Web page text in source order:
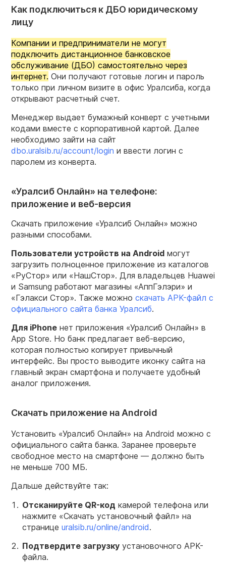
Как подключиться к ДБО юридическому
лицу
Компании и предприниматели не могут
подключить дистанционное банковское
обслуживание (ДБО) самостоятельно через
интернет. Они получают готовые логин и пароль
только при личном визите в офис Уралсиба, когда
открывают расчетный счет.
Менеджер выдает бумажный конверт с учетными
кодами вместе с корпоративной картой. Далее
необходимо зайти на сайт
dbo.uralsib.ru/account/login и ввести логин с
паролем из конверта.
«Уралсиб Онлайн» на телефоне:
приложение и веб-версия
Скачать приложение «Уралсиб Онлайн» можно
разными способами.
Пользователи устройств на Android могут
загрузить полноценное приложение из каталогов
«РуСтор» или «НашСтор». Для владельцев Huawei
и Samsung работают магазины «АппГэлэри» и
«Гэлакси Стор». Также можно скачать APK-файл с
официального сайта банка Уралсиб.
Для iPhone нет приложения «Уралсиб Онлайн» в
App Store. Но банк предлагает веб-версию,
которая полностью копирует привычный
интерфейс. Вы просто выводите иконку сайта на
главный экран смартфона и получаете удобный
аналог приложения.
Скачать приложение на Android
Установить «Уралсиб Онлайн» на Android можно с
официального сайта банка. Заранее проверьте
свободное место на смартфоне — должно быть
не меньше 700 МБ.
Дальше действуйте так:
Отсканируйте QR-код камерой телефона или
нажмите «Скачать установочный файл» на
странице uralsib.ru/online/android.
Подтвердите загрузку установочного APK-
файла.